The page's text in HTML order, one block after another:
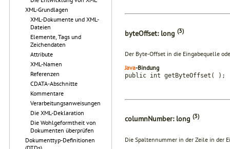
XML-Grundlagen
XML-Dokumente und XML-
Dateien
Elemente, Tags und
Zeichendaten
Attribute
XML-Namen
Referenzen
CDATA-Abschnitte
Kommentare
Verarbeitungsanweisungen
Die XML-Deklaration
Die Wohlgeformtheit von
Dokumenten überprüfen
Dokumenttyp-Definitionen
byteOffset: long (3)
Der Byte-Offset in die Eingabequelle
Java-Bindung
public int getByteOffset( );
columnNumber: long (3)
Die Spaltennummer in der Zeile in der